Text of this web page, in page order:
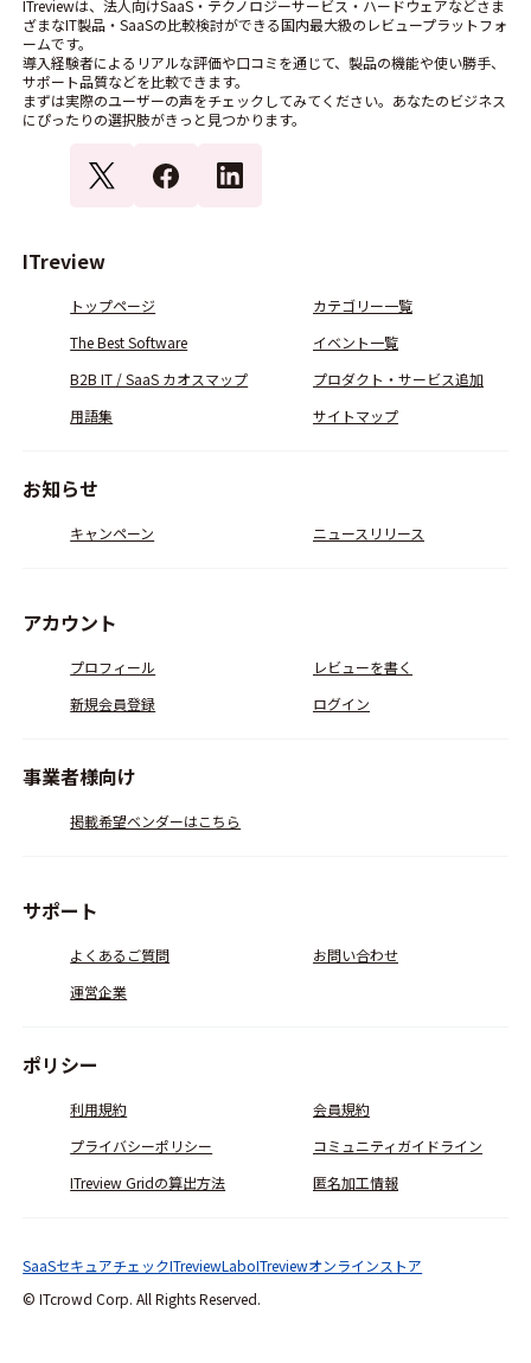
ITreviewは、法人向けSaaS・テクノロジーサービス・ハードウェアなどさま
ざまなIT製品・SaaSの比較検討ができる国内最大級のレビュープラットフォ
ームです。
導入経験者によるリアルな評価や口コミを通じて、製品の機能や使い勝手、
サポート品質などを比較できます。
まずは実際のユーザーの声をチェックしてみてください。あなたのビジネス
にぴったりの選択肢がきっと見つかります。
ITreview
トップページ
カテゴリー一覧
The Best Software
イベント一覧
B2B IT / SaaS カオスマップ
プロダクト・サービス追加
用語集
サイトマップ
お知らせ
キャンペーン ニュースリリース
アカウント
プロフィール
レビューを書く
新規会員登録
ログイン
事業者様向け
掲載希望ベンダーはこちら
サポート
よくあるご質問
お問い合わせ
運営企業
ポリシー
利用規約
会員規約
プライバシーポリシー
コミュニティガイドライン
ITreview Gridの算出方法
匿名加工情報
© ITcrowd Corp. All Rights Reserved.
SaaSセキュアチェックITreviewLaboITreviewオンラインストア